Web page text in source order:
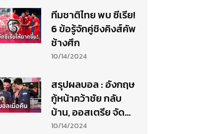
ทีมชาติไทย พบ ซีเรีย!
6 ข้อรู้จักคู่ชิงคิงส์คัพ
ช้างศึก
10/14/2024
สรุปผลบอล : อังกฤษ
กู้หน้าคว้าชัย กลับ
บ้าน, ออสเตรีย จัด
จ้านไล่ยำ นอร์เวย์
10/14/2024